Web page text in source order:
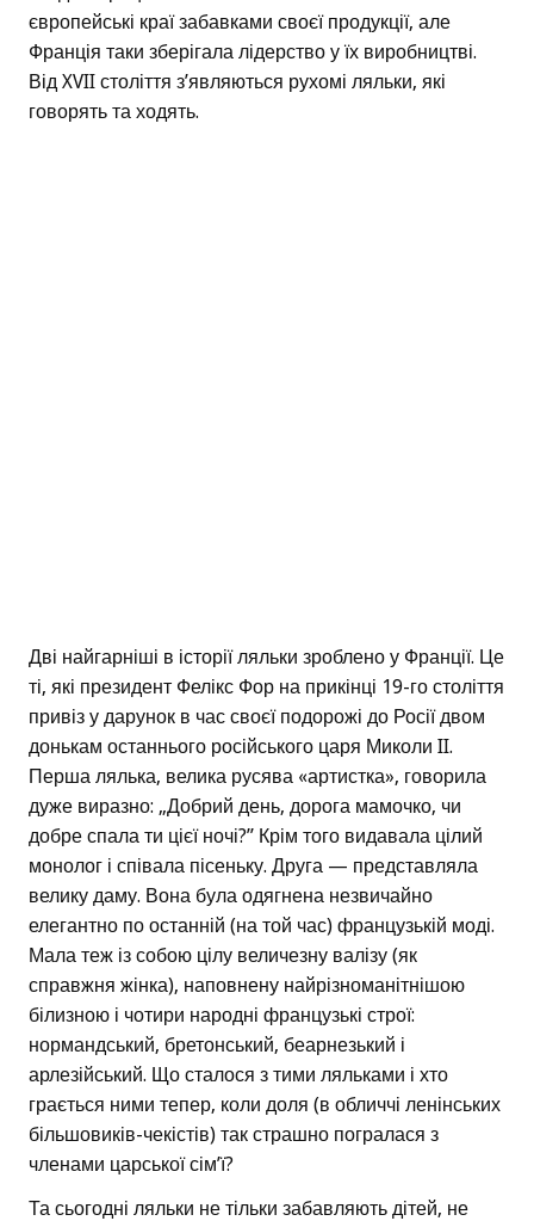
європейські краї забавками своєї продукції, але
Франція таки зберігала лідерство у їх виробництві.
Від XVII століття з’являються рухомі ляльки, які
говорять та ходять.
Дві найгарніші в історії ляльки зроблено у Франції. Це
ті, які президент Фелікс Фор на прикінці 19-го століття
привіз у дарунок в час своєї подорожі до Росії двом
донькам останнього російського царя Миколи II.
Перша лялька, велика русява «артистка», говорила
дуже виразно: „Добрий день, дорога мамочко, чи
добре спала ти цієї ночі?” Крім того видавала цілий
монолог і співала пісеньку. Друга — представляла
велику даму. Вона була одягнена незвичайно
елегантно по останній (на той час) французькій моді.
Мала теж із собою цілу величезну валізу (як
справжня жінка), наповнену найрізноманітнішою
білизною і чотири народні французькі строї:
нормандський, бретонський, беарнезький і
арлезійський. Що сталося з тими ляльками і хто
грається ними тепер, коли доля (в обличчі ленінських
більшовиків-чекістів) так страшно погралася з
членами царської сім’ї?
Та сьогодні ляльки не тільки забавляють дітей, не